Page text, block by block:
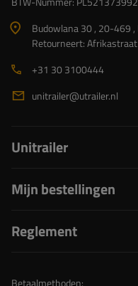
Budowlana 30 , 20-469 ,
Retourneert:
+31 30 3100444
unitrailer@utrailer.nl
Unitrailer
Mijn bestellingen
Reglement